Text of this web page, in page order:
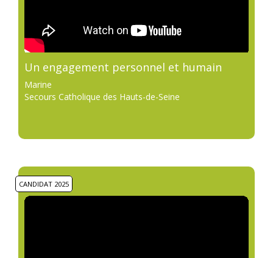
Un engagement personnel et humain
Marine
Secours Catholique des Hauts-de-Seine
CANDIDAT 2025